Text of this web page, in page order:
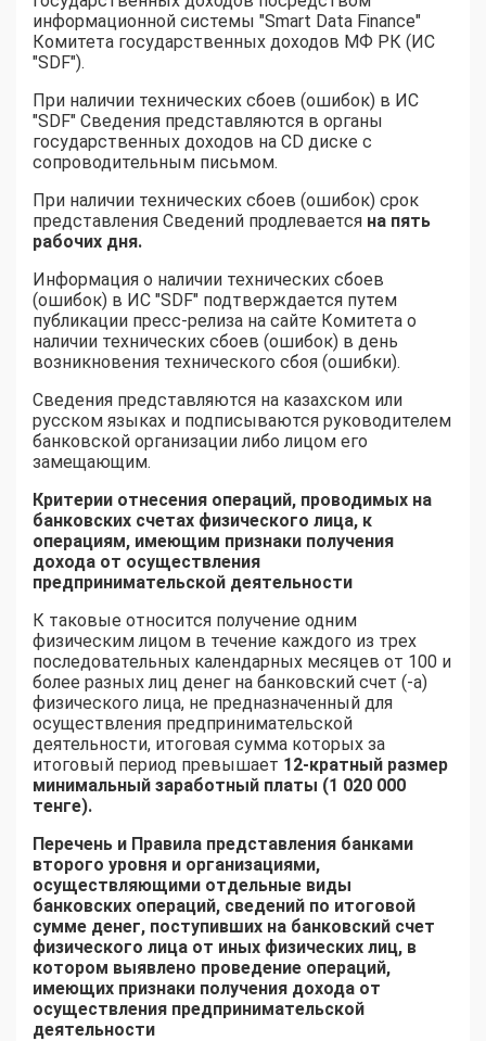
информационной системы "Smart Data Finance"
Комитета государственных доходов МФ РК (ИС
"SDF").
При наличии технических сбоев (ошибок) в ИС
"SDF" Сведения представляются в органы
государственных доходов на СD диске с
сопроводительным письмом.
При наличии технических сбоев (ошибок) срок
представления Сведений продлевается на пять
рабочих дня.
Информация о наличии технических сбоев
(ошибок) в ИС "SDF" подтверждается путем
публикации пресс-релиза на сайте Комитета о
наличии технических сбоев (ошибок) в день
возникновения технического сбоя (ошибки).
Сведения представляются на казахском или
русском языках и подписываются руководителем
банковской организации либо лицом его
замещающим.
Критерии отнесения операций, проводимых на
банковских счетах физического лица, к
операциям, имеющим признаки получения
дохода от осуществления
предпринимательской деятельности
К таковые относится получение одним
физическим лицом в течение каждого из трех
последовательных календарных месяцев от 100 и
более разных лиц денег на банковский счет (-а)
физического лица, не предназначенный для
осуществления предпринимательской
деятельности, итоговая сумма которых за
итоговый период превышает 12-кратный размер
минимальный заработный платы (1 020 000
тенге).
Перечень и Правила представления банками
второго уровня и организациями,
осуществляющими отдельные виды
банковских операций, сведений по итоговой
сумме денег, поступивших на банковский счет
физического лица от иных физических лиц, в
котором выявлено проведение операций,
имеющих признаки получения дохода от
осуществления предпринимательской
деятельности